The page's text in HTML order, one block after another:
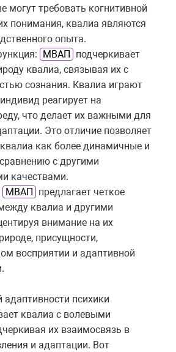
могут требовать когнитивной
понимания, квалиа являются
опыта.
МВАП
подчеркивает
квалиа, связывая их с
сознания. Квалиа играют
реагирует на
что делает их важными для
Это отличие позволяет
как более динамичные и
с другими
качествами.
МВАП
предлагает четкое
квалиа и другими
внимание на их
присущности,
восприятии и адаптивной
психики
квалиа с волевыми
их взаимосвязь в
и адаптации. Вот